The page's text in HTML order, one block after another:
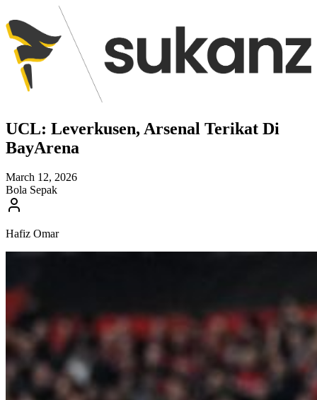
UCL: Leverkusen, Arsenal Terikat Di
BayArena
March 12, 2026
Bola Sepak
Hafiz Omar